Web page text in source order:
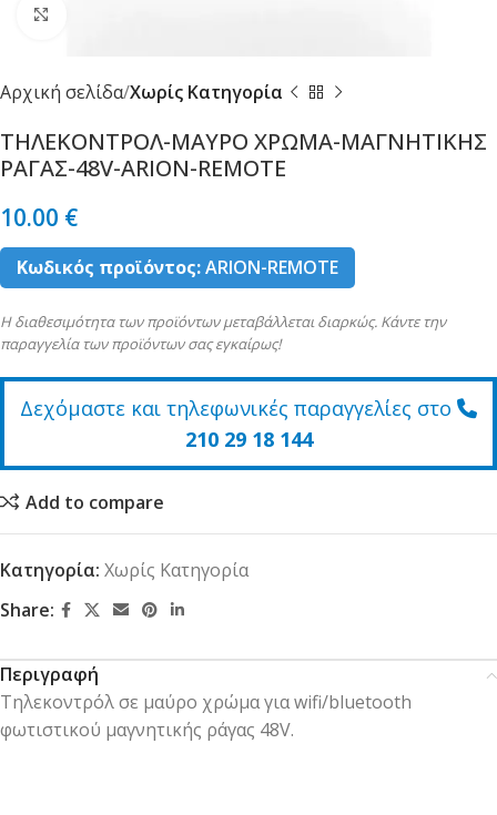
Αρχική σελίδα Χωρίς Κατηγορία
ΤΗΛΕΚΟΝΤΡΟΛ-ΜΑΥΡΟ ΧΡΩΜΑ-ΜΑΓΝΗΤΙΚΗΣ
ΡΑΓΑΣ-48V-ARION-REMOTE
10.00 €
Κωδικός προϊόντος:ARION-REMOTE
Η διαθεσιμότητα των προϊόντων μεταβάλλεται διαρκώς. Κάντε την
παραγγελία των προϊόντων σας εγκαίρως!
Δεχόμαστε και τηλεφωνικές παραγγελίες στο
210 29 18 144
Add to compare
Κατηγορία: Χωρίς Κατηγορία
Share:
Περιγραφή
Τηλεκοντρόλ σε μαύρο χρώμα για wifi/bluetooth
φωτιστικού μαγνητικής ράγας 48V.